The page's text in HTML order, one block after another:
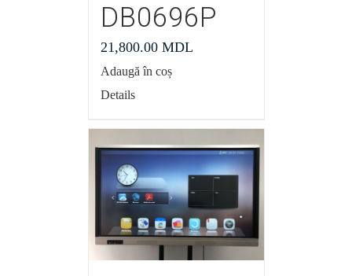
DB0696P
21,800.00 MDL
Adaugă în coș
Details